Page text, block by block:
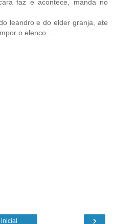
faz e acontece, manda no
leandro e do elder granja, ate
o elenco...
›